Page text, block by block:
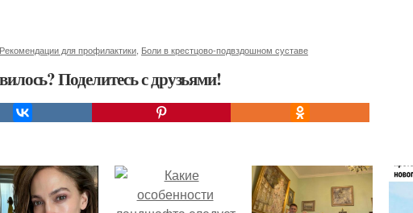
Рекомендации для профилактики Боли в крестцово-подвздошном суставе
Поделитесь с друзьями!